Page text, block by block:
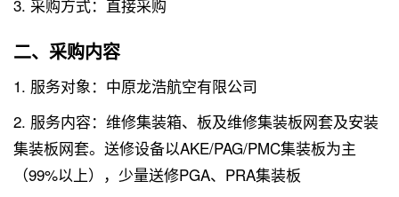
3. 采购方式：直接采购
二、采购内容
1. 服务对象：中原龙浩航空有限公司
2. 服务内容：维修集装箱、板及维修集装板网套及安装
集装板网套。送修设备以AKE/PAG/PMC集装板为主
（99%以上），少量送修PGA、PRA集装板